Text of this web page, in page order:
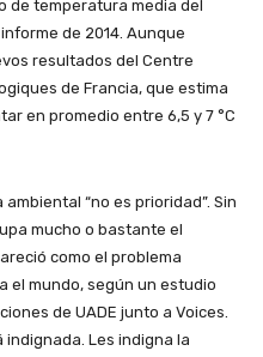
de temperatura media del
de 2014. Aunque
resultados del Centre
de Francia, que estima
en promedio entre 6,5 y 7 °C
“no es prioridad”. Sin
mucho o bastante el
como el problema
el mundo, según un estudio
de UADE junto a Voices.
Les indigna la